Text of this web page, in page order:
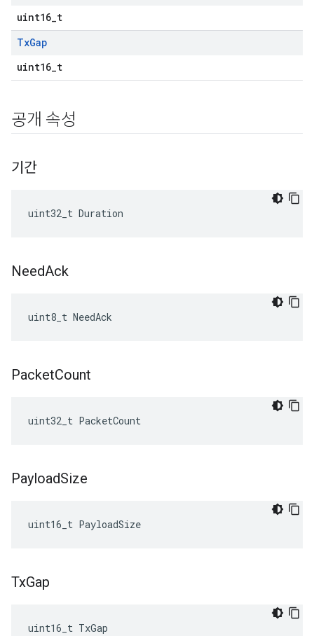
uint16_t
TxGap
uint16_t
공개 속성
기간
uint32_t Duration
NeedAck
uint8_t NeedAck
PacketCount
uint32_t PacketCount
PayloadSize
uint16_t PayloadSize
TxGap
uint16_t TxGap